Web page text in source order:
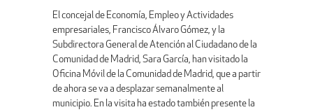
El concejal de Economía, Empleo y Actividades
empresariales, Francisco Álvaro Gómez, y la
Subdirectora General de Atención al Ciudadano de la
Comunidad de Madrid, Sara García, han visitado la
Oficina Móvil de la Comunidad de Madrid, que a partir
de ahora se va a desplazar semanalmente al
municipio. En la visita ha estado también presente la